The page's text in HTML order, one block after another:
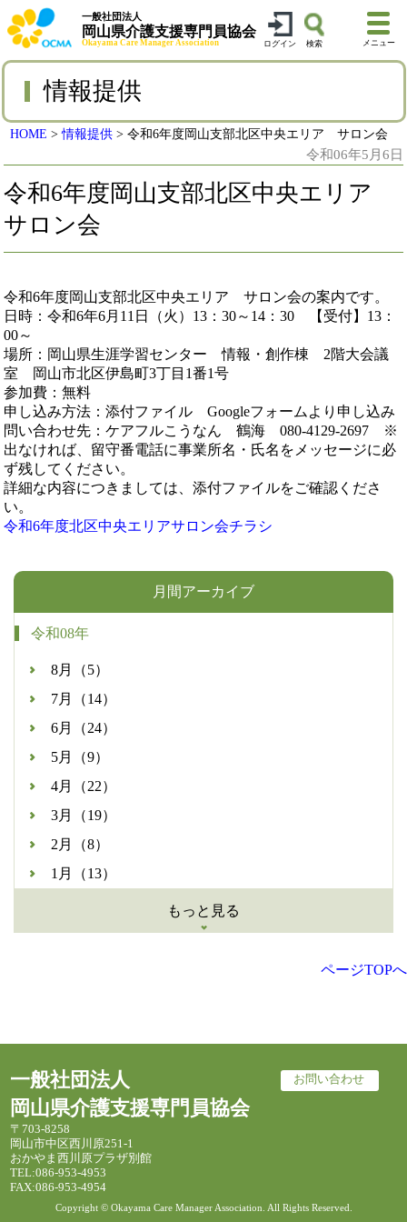
一般社団法人
岡山県介護支援専門員協会
Okayama Care Manager Association ログイン 検索 メニュー
情報提供
HOME >情報提供 >令和6年度岡山支部北区中央エリア サロン会
令和06年5月6日
令和6年度岡山支部北区中央エリア
サロン会
令和6年度岡山支部北区中央エリア サロン会の案内です。
日時：令和6年6月11日（火）13：30～14：30 【受付】13：
00～
場所：岡山県生涯学習センター 情報・創作棟 2階大会議
室 岡山市北区伊島町3丁目1番1号
参加費：無料
申し込み方法：添付ファイル Googleフォームより申し込み
問い合わせ先：ケアフルこうなん 鶴海 080-4129-2697 ※
出なければ、留守番電話に事業所名・氏名をメッセージに必
ず残してください。
詳細な内容につきましては、添付ファイルをご確認くださ
い。
令和6年度北区中央エリアサロン会チラシ
月間アーカイブ
令和08年
8月（5）
7月（14）
6月（24）
5月（9）
4月（22）
3月（19）
2月（8）
1月（13）
もっと見る
ページTOPへ
一般社団法人
岡山県介護支援専門員協会
〒703-8258
岡山市中区西川原251-1
おかやま西川原プラザ別館
TEL:086-953-4953
FAX:086-953-4954
お問い合わせ
Copyright © Okayama Care Manager Association. All Rights Reserved.